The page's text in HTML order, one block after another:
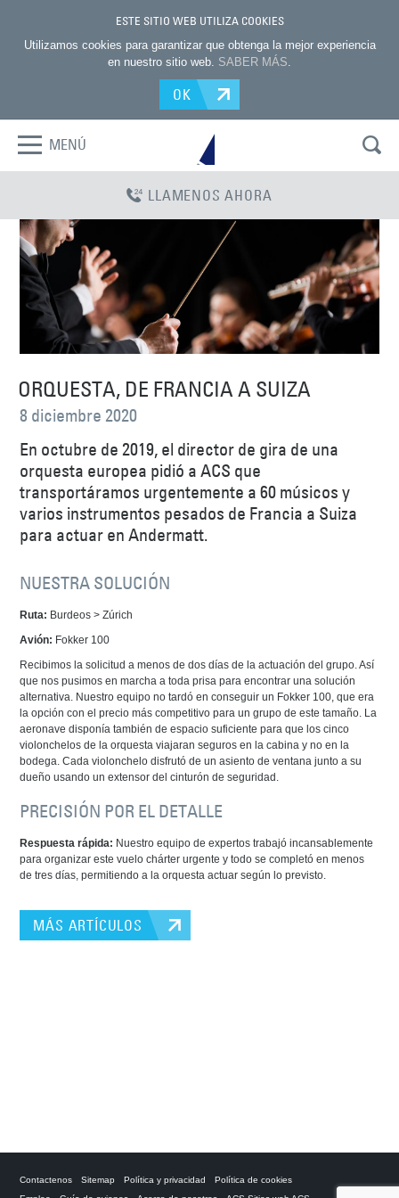
ESTE SITIO WEB UTILIZA COOKIES
Utilizamos cookies para garantizar que obtenga la mejor experiencia
en nuestro sitio web. SABER MÁS.
OK
MENÚ
LLAMENOS AHORA
ORQUESTA, DE FRANCIA A SUIZA
8 diciembre 2020
En octubre de 2019, el director de gira de una
orquesta europea pidió a ACS que
transportáramos urgentemente a 60 músicos y
varios instrumentos pesados de Francia a Suiza
para actuar en Andermatt.
NUESTRA SOLUCIÓN
Ruta: Burdeos > Zúrich
Avión: Fokker 100
Recibimos la solicitud a menos de dos días de la actuación del grupo. Así
que nos pusimos en marcha a toda prisa para encontrar una solución
alternativa. Nuestro equipo no tardó en conseguir un Fokker 100, que era
la opción con el precio más competitivo para un grupo de este tamaño. La
aeronave disponía también de espacio suficiente para que los cinco
violonchelos de la orquesta viajaran seguros en la cabina y no en la
bodega. Cada violonchelo disfrutó de un asiento de ventana junto a su
dueño usando un extensor del cinturón de seguridad.
PRECISIÓN POR EL DETALLE
Respuesta rápida: Nuestro equipo de expertos trabajó incansablemente
para organizar este vuelo chárter urgente y todo se completó en menos
de tres días, permitiendo a la orquesta actuar según lo previsto.
MÁS ARTÍCULOS
Contactenos Sitemap Política y privacidad
Política de cookies